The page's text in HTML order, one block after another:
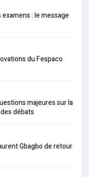
: le message
du Fespaco
majeures sur la
débats
Gbagbo de retour